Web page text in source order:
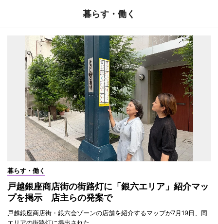
暮らす・働く
暮らす・働く
戸越銀座商店街の街路灯に「銀六エリア」紹介マッ
プを掲示 店主らの発案で
戸越銀座商店街・銀六会ゾーンの店舗を紹介するマップが7月19日、同
エリアの街路灯に掲出された。